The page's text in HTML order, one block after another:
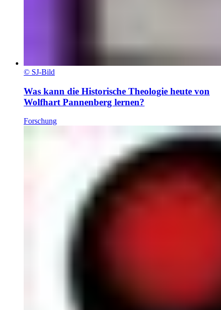
© SJ-Bild
Was kann die Historische Theologie heute von
Wolfhart Pannenberg lernen?
Forschung